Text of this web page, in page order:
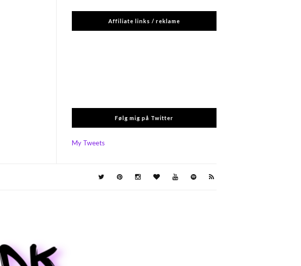
Affiliate links / reklame
Følg mig på Twitter
My Tweets